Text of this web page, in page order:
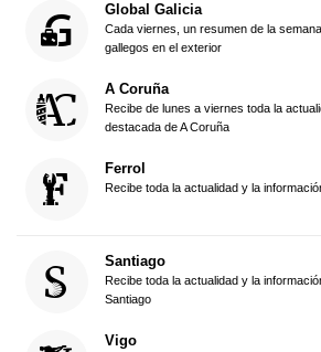
Global Galicia
Cada viernes, un resumen de la
gallegos en el exterior
A Coruña
Recibe de lunes a viernes toda la
destacada de A Coruña
Ferrol
Recibe toda la actualidad y la
Santiago
Recibe toda la actualidad y la
Santiago
Vigo